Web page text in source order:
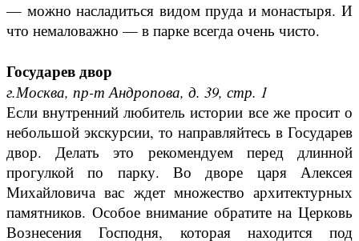
— можно насладиться видом пруда и монастыря. И
что немаловажно — в парке всегда очень чисто.
Государев двор
г.Москва, пр-т Андропова, д. 39, стр. 1
Если внутренний любитель истории все же просит о
небольшой экскурсии, то направляйтесь в Государев
двор. Делать это рекомендуем перед длинной
прогулкой по парку. Во дворе царя Алексея
Михайловича вас ждет множество архитектурных
памятников. Особое внимание обратите на Церковь
Вознесения Господня, которая находится под